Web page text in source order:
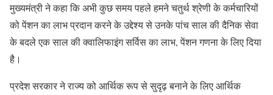
मुख्यमंत्री ने कहा कि अभी कुछ समय पहले हमने चतुर्थ श्रेणी के कर्मचारियों
को पेंशन का लाभ प्रदान करने के उद्देश्य से उनके पांच साल की दैनिक सेवा
के बदले एक साल की क्वालिफाइंग सर्विस का लाभ, पेंशन गणना के लिए दिया
है।
प्रदेश सरकार ने राज्य को आर्थिक रूप से सुदृढ़ बनाने के लिए आर्थिक